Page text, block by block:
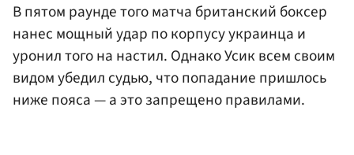
В пятом раунде того матча британский боксер
нанес мощный удар по корпусу украинца и
уронил того на настил. Однако Усик всем своим
видом убедил судью, что попадание пришлось
ниже пояса — а это запрещено правилами.